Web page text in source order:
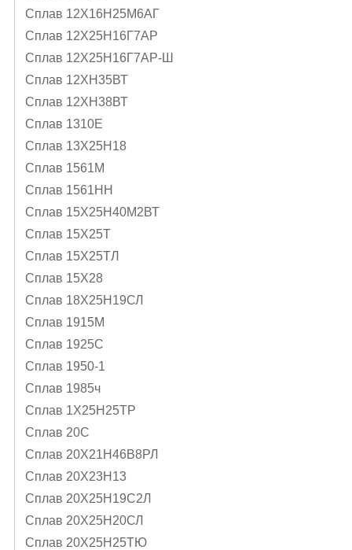
Сплав 12Х16Н25М6АГ
Сплав 12Х25Н16Г7АР
Сплав 12Х25Н16Г7АР-Ш
Сплав 12ХН35ВТ
Сплав 12ХН38ВТ
Сплав 1310Е
Сплав 13Х25Н18
Сплав 1561М
Сплав 1561НН
Сплав 15Х25Н40М2ВТ
Сплав 15Х25Т
Сплав 15Х25ТЛ
Сплав 15Х28
Сплав 18Х25Н19СЛ
Сплав 1915М
Сплав 1925С
Сплав 1950-1
Сплав 1985ч
Сплав 1Х25Н25ТР
Сплав 20С
Сплав 20Х21Н46В8РЛ
Сплав 20Х23Н13
Сплав 20Х25Н19С2Л
Сплав 20Х25Н20СЛ
Сплав 20Х25Н25ТЮ